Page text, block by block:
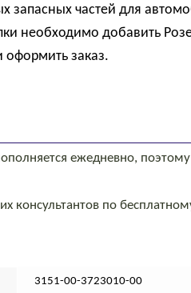
запасных частей для
необходимо добавить
оформить заказ.
ежедневно, поэтому
консультантов по
3151-00-3723010-00